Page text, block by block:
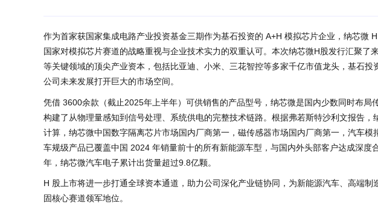
作为首家获国家集成电路产业投资基金三期作为基石投资的 A+H 模拟芯片企业，纳芯微
国家对模拟芯片赛道的战略重视与企业技术实力的双重认可。本次纳芯微H股发行汇聚了
等关键领域的顶尖产业资本，包括比亚迪、小米、三花智控等多家千亿市值龙头，基石投
公司未来发展打开巨大的市场空间。
凭借 3600余款（截止2025年上半年）可供销售的产品型号，纳芯微是国内少数同时布局
构建了从物理量感知到信号处理、系统供电的完整技术链路。根据弗若斯特沙利文报告
计算，纳芯微中国数字隔离芯片市场国内厂商第一，磁传感器市场国内厂商第一，汽车
车规级产品已覆盖中国 2024 年销量前十的所有新能源车型，与国内外头部客户达成深度
年，纳芯微汽车电子累计出货量超过9.8亿颗。
H 股上市将进一步打通全球资本通道，助力公司深化产业链协同，为新能源汽车、高端
固核心赛道领军地位。